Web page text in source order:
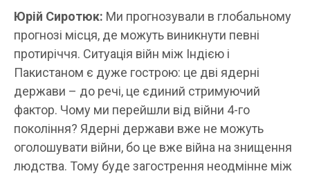
Юрій Сиротюк: Ми прогнозували в глобальному
прогнозі місця, де можуть виникнути певні
протиріччя. Ситуація війн між Індією і
Пакистаном є дуже гострою: це дві ядерні
держави – до речі, це єдиний стримуючий
фактор. Чому ми перейшли від війни 4-го
покоління? Ядерні держави вже не можуть
оголошувати війни, бо це вже війна на знищення
людства. Тому буде загострення неодмінне між